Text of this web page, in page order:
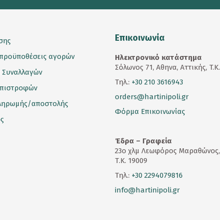
αγορών
αποστολής
Επικοινωνία
Ηλεκτρονικό κατάστημα
Σόλωνος 71, Αθηνα, Αττικής,
Τηλ.: +30 210 3616943
orders@hartinipoli.gr
Φόρμα Επικοινωνίας
Έδρα – Γραφεία
23ο χλμ Λεωφόρος
Τ.Κ. 19009
Τηλ.: +30 2294079816
info@hartinipoli.gr